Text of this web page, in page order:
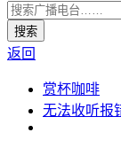
返回
赏杯咖啡
无法收听报